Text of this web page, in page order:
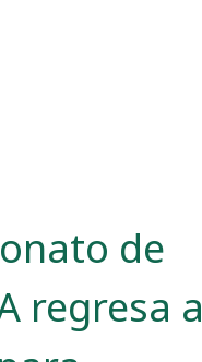
de
regresa a